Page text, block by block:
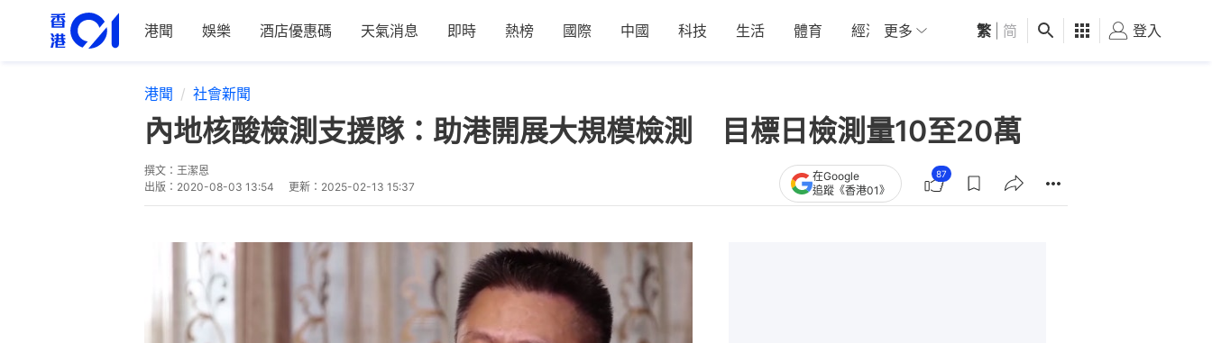
港聞 娛樂 酒店優惠碼 天氣消息 即時 熱榜 國際 中國 科技 生活 體育 經濟 01深圳 觀點 健康 好食玩飛
更多 繁 简 登入
港聞 社會新聞
內地核酸檢測支援隊：助港開展大規模檢測 目標日檢測量10至20萬
撰文： 王潔恩
出版： 2020-08-03 13:54 更新： 2025-02-13 15:37
在Google
追蹤《香港01》
87